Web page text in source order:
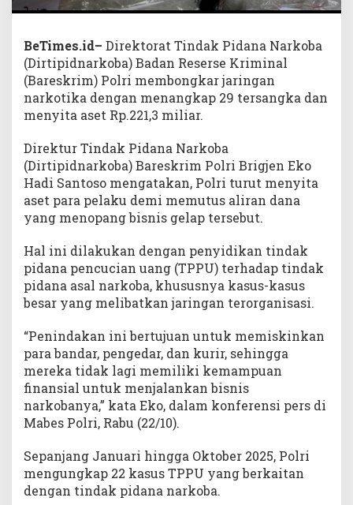
BeTimes.id– Direktorat Tindak Pidana Narkoba
(Dirtipidnarkoba) Badan Reserse Kriminal
(Bareskrim) Polri membongkar jaringan
narkotika dengan menangkap 29 tersangka dan
menyita aset Rp.221,3 miliar.
Direktur Tindak Pidana Narkoba
(Dirtipidnarkoba) Bareskrim Polri Brigjen Eko
Hadi Santoso mengatakan, Polri turut menyita
aset para pelaku demi memutus aliran dana
yang menopang bisnis gelap tersebut.
Hal ini dilakukan dengan penyidikan tindak
pidana pencucian uang (TPPU) terhadap tindak
pidana asal narkoba, khususnya kasus-kasus
besar yang melibatkan jaringan terorganisasi.
“Penindakan ini bertujuan untuk memiskinkan
para bandar, pengedar, dan kurir, sehingga
mereka tidak lagi memiliki kemampuan
finansial untuk menjalankan bisnis
narkobanya,” kata Eko, dalam konferensi pers di
Mabes Polri, Rabu (22/10).
Sepanjang Januari hingga Oktober 2025, Polri
mengungkap 22 kasus TPPU yang berkaitan
dengan tindak pidana narkoba.